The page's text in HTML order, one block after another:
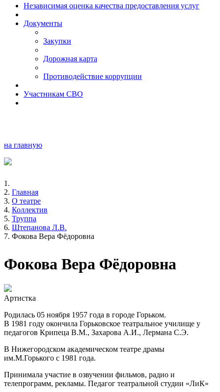
Независимая оценка качества предоставления услуг
Документы
Закупки
Дорожная карта
Противодействие коррупции
Участникам СВО
на главную
Главная
О театре
Коллектив
Труппа
Штепанова Л.В.
Фокова Вера Фёдоровна
Фокова Вера Фёдоровна
Артистка
Родилась 05 ноября 1957 года в городе Горьком.
В 1981 году окончила Горьковское театральное училище у
педагогов Крипеца В.М., Захарова А.И., Лермана С.Э.
В Нижегородском академическом театре драмы
им.М.Горького с 1981 года.
Принимала участие в озвучении фильмов, радио и
телепрограмм, рекламы. Педагог театральной студии «ЛиК»